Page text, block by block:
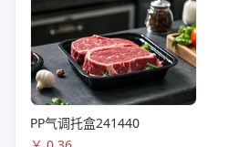
PP气调托盒241440